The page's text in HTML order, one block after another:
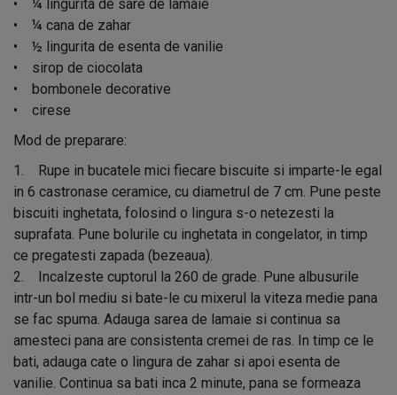
• ¼ lingurita de sare de lamaie
• ¼ cana de zahar
• ½ lingurita de esenta de vanilie
• sirop de ciocolata
• bombonele decorative
• cirese
Mod de preparare:
1. Rupe in bucatele mici fiecare biscuite si imparte-le egal
in 6 castronase ceramice, cu diametrul de 7 cm. Pune peste
biscuiti inghetata, folosind o lingura s-o netezesti la
suprafata. Pune bolurile cu inghetata in congelator, in timp
ce pregatesti zapada (bezeaua).
2. Incalzeste cuptorul la 260 de grade. Pune albusurile
intr-un bol mediu si bate-le cu mixerul la viteza medie pana
se fac spuma. Adauga sarea de lamaie si continua sa
amesteci pana are consistenta cremei de ras. In timp ce le
bati, adauga cate o lingura de zahar si apoi esenta de
vanilie. Continua sa bati inca 2 minute, pana se formeaza